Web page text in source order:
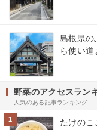
島根県の
ら使い道
野菜のアクセスラン
人気のある記事ランキング
1
たけのこ